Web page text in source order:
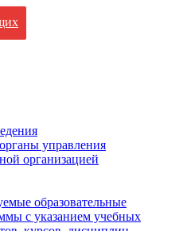
управления
организацией
образовательные
с указанием учебных